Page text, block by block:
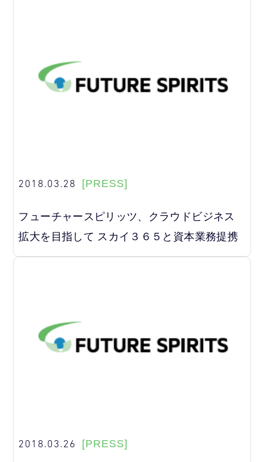
2018.03.28 [PRESS]
フューチャースピリッツ、クラウドビジネス
拡大を目指して スカイ３６５と資本業務提携
2018.03.26 [PRESS]